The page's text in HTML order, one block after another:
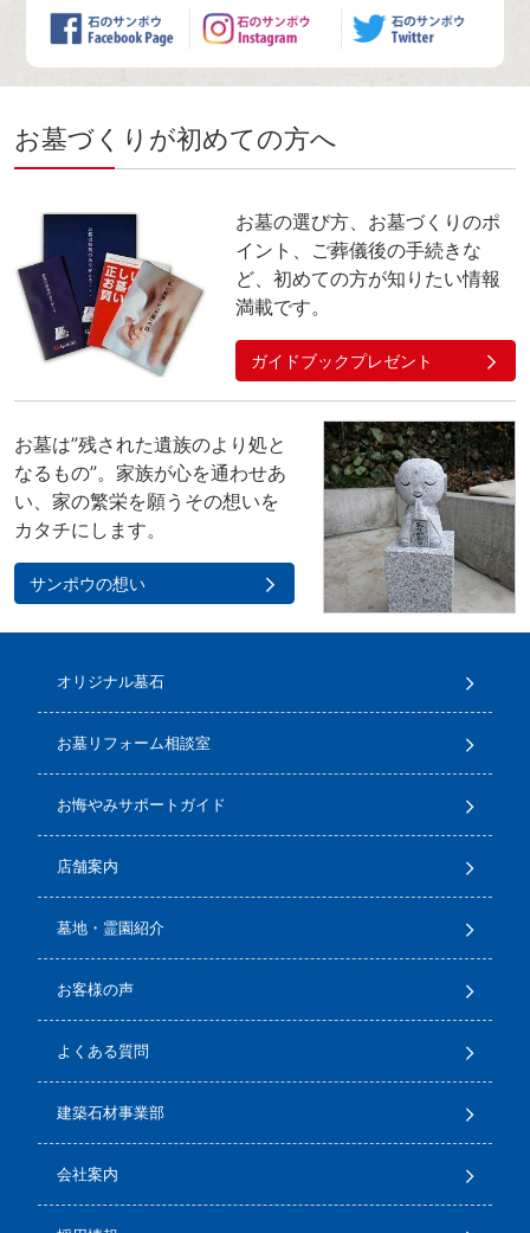
お墓づくりが初めての方へ
お墓の選び方、お墓づくりのポ
イント、ご葬儀後の手続きな
ど、初めての方が知りたい情報
満載です。
ガイドブックプレゼント
お墓は”残された遺族のより処と
なるもの”。家族が心を通わせあ
い、家の繁栄を願うその想いを
カタチにします。
サンポウの想い
オリジナル墓石
お墓リフォーム相談室
お悔やみサポートガイド
店舗案内
墓地・霊園紹介
お客様の声
よくある質問
建築石材事業部
会社案内